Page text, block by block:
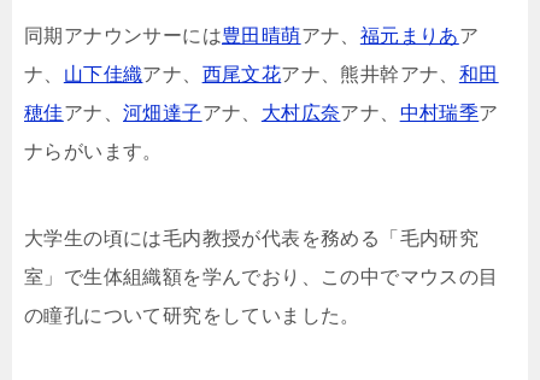
同期アナウンサーには豊田晴萌アナ、 福元まりあア
ナ、 山下佳織アナ、 西尾文花アナ、熊井幹アナ、 和田
穂佳アナ、河畑達子アナ、 大村広奈アナ、 中村瑞季ア
ナらがいます。
大学生の頃には毛内教授が代表を務める「毛内研究
室」で生体組織額を学んでおり、この中でマウスの目
の瞳孔について研究をしていました。